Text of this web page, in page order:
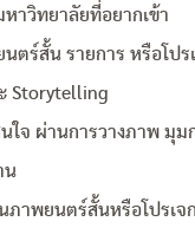
าวิทยาลัยที่อยากเข้า
ตร์สั้น รายการ หรือโป
Storytelling
นใจ ผ่านการวางภาพ
น
นภาพยนตร์สั้นหรือโปรเ